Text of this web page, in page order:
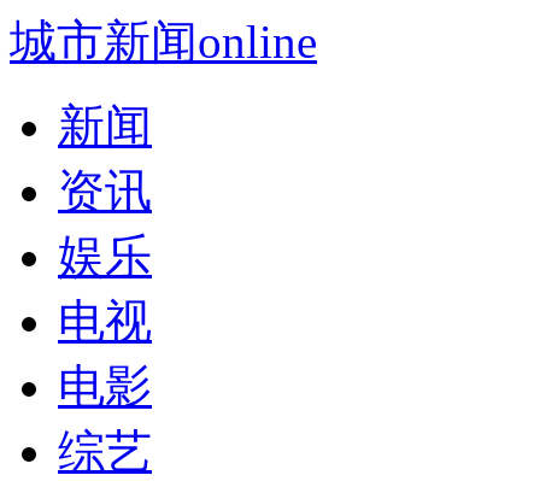
城市新闻online
新闻
资讯
娱乐
电视
电影
综艺